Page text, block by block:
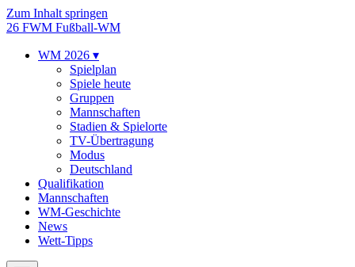
Zum Inhalt springen
26 FWM Fußball-WM
WM 2026 ▾
Spielplan
Spiele heute
Gruppen
Mannschaften
Stadien & Spielorte
TV-Übertragung
Modus
Deutschland
Qualifikation
Mannschaften
WM-Geschichte
News
Wett-Tipps